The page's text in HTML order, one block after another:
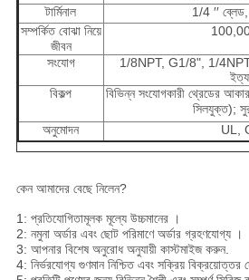
টার্মিনাল
1/4 ′′ ব্লেড,
সম্পর্কিত বোঝা নিয়ে
জীবন
সংযোগ
1/8NPT, G1/8", 1/
বিকল্প
বিভিন্ন সংযোগকারী থ্রেডের
সিলযুক্ত);
অনুমোদন
UL,
কেন আমাদের বেছে নিলেন?
1: প্রতিযোগিতামূলক মূল্যে উচ্চমানের ।
2: নমুনা অর্ডার এবং ছোট পরিমাণে অর্ডার গ্রহণযোগ্য ।
3: আপনার বিশেষ অনুরোধ অনুযায়ী কাস্টমাইজ করুন.
4: নির্ভরযোগ্য গুণমান নিশ্চিত এবং সক্রিয় বিক্রয়োত্তর